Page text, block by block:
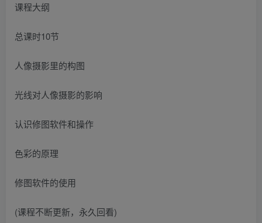
课程大纲
总课时10节
人像摄影里的构图
光线对人像摄影的影响
认识修图软件和操作
色彩的原理
修图软件的使用
(课程不断更新，永久回看)